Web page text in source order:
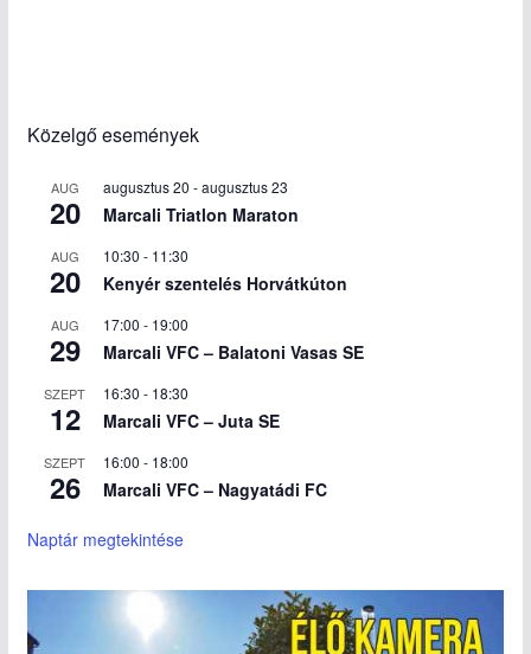
Közelgő események
AUG
20
augusztus 20 -augusztus 23
Marcali Triatlon Maraton
AUG
20
10:30 - 11:30
Kenyér szentelés Horvátkúton
AUG
29
17:00 - 19:00
Marcali VFC – Balatoni Vasas SE
SZEPT
12
16:30 - 18:30
Marcali VFC – Juta SE
SZEPT
26
16:00 - 18:00
Marcali VFC – Nagyatádi FC
Naptár megtekintése